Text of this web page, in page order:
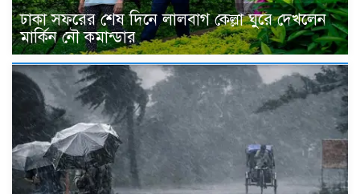
ঢাকা সফরের শেষ দিনে লালবাগ কেল্লা ঘুরে দেখলেন
মার্কিন নৌ কমান্ডার